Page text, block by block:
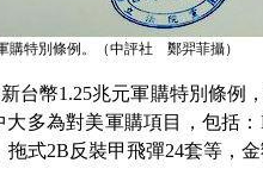
購特別條例。（中評社 鄭羿菲攝）
幣1.25兆元軍購特別條例
多為對美軍購項目，包括
式2B反裝甲飛彈24套等，金